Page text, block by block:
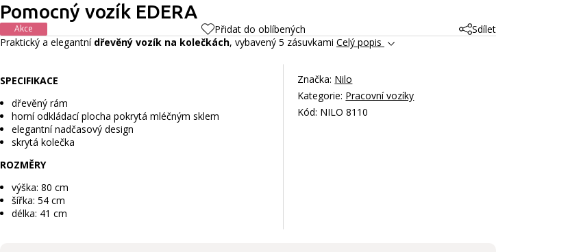
Pomocný vozík EDERA
Akce Přidat do oblíbených
Sdílet
Praktický a elegantní dřevěný vozík na kolečkách, vybavený 5 zásuvkami Celý popis
SPECIFIKACE
dřevěný rám
horní odkládací plocha pokrytá mléčným sklem
elegantní nadčasový design
skrytá kolečka
ROZMĚRY
výška: 80 cm
šířka: 54 cm
délka: 41 cm
Značka: Nilo
Kategorie: Pracovní vozíky
Kód: NILO 8110